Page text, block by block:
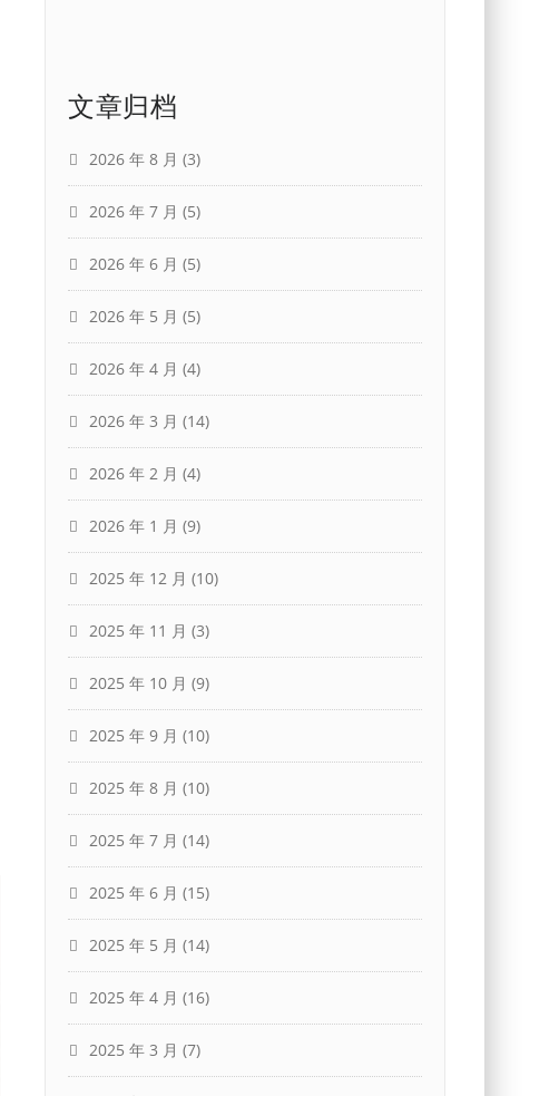
文章归档
2026 年 8 月 (3)
2026 年 7 月 (5)
2026 年 6 月 (5)
2026 年 5 月 (5)
2026 年 4 月 (4)
2026 年 3 月 (14)
2026 年 2 月 (4)
2026 年 1 月 (9)
2025 年 12 月 (10)
2025 年 11 月 (3)
2025 年 10 月 (9)
2025 年 9 月 (10)
2025 年 8 月 (10)
2025 年 7 月 (14)
2025 年 6 月 (15)
2025 年 5 月 (14)
2025 年 4 月 (16)
2025 年 3 月 (7)